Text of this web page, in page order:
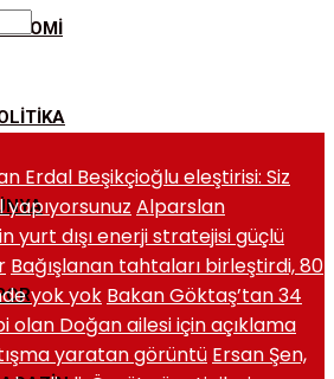
Erdal Beşikçioğlu eleştirisi: Siz
yapıyorsunuz Alparslan
yurt dışı enerji stratejisi güçlü
Bağışlanan tahtaları birleştirdi, 80
yok yok Bakan Göktaş’tan 34
olan Doğan ailesi için açıklama
yaratan görüntü Ersan Şen,